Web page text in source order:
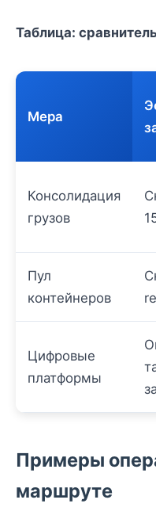
Таблица:
Мера
Консолидация
грузов
Пул
контейнеров
Цифровые
платформы
Примеры
маршруте